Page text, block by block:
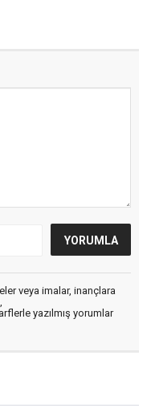
veya imalar, inançlara
yazılmış yorumlar